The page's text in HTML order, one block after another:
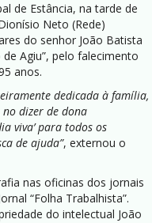
de Estância, na tarde de
Neto (Rede)
do senhor João Batista
Agiu”, pelo falecimento
anos.
dedicada à família,
dizer de dona
viva’ para todos os
de ajuda”, externou o
nas oficinas dos jornais
“Folha Trabalhista”.
do intelectual João